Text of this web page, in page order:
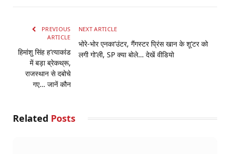
PREVIOUS
ARTICLE
हिमांशु सिंह ह’त्याकांड
में बड़ा ब्रेकथ्रू,
राजस्थान से दबोचे
गए… जानें कौन
NEXT ARTICLE
भोरे-भोर एनका’उंटर, गैंगस्टर प्रिंस खान के शू’टर को
लगी गो’ली, SP क्या बोले… देखें वीडियो
Related Posts